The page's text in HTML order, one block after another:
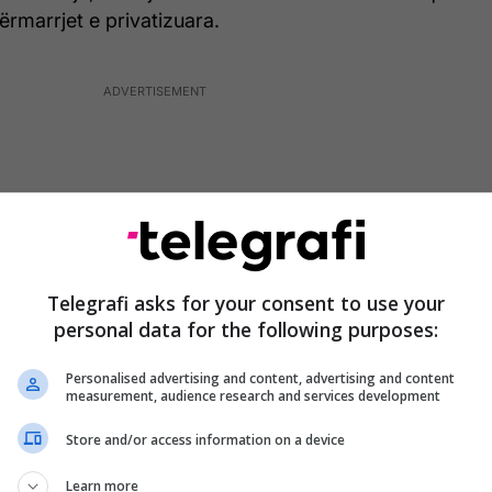
e privatizuara.
paguar borxhet me këtë fond, atëherë ky është
tha Shala. Këtë e sqaron me largimin e
Telegrafi asks for your consent to use your
personal data for the following purposes:
Personalised advertising and content, advertising and content
measurement, audience research and services development
Store and/or access information on a device
Learn more